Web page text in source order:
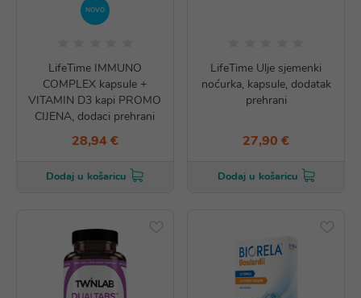
NOVO
LifeTime IMMUNO
COMPLEX kapsule +
VITAMIN D3 kapi PROMO
CIJENA, dodaci prehrani
28,94 €
Dodaj u košaricu
LifeTime Ulje sjemenki
noćurka, kapsule, dodatak
prehrani
27,90 €
Dodaj u košaricu